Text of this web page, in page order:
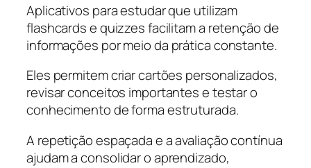
Aplicativos para estudar que utilizam
flashcards e quizzes facilitam a retenção de
informações por meio da prática constante.
Eles permitem criar cartões personalizados,
revisar conceitos importantes e testar o
conhecimento de forma estruturada.
A repetição espaçada e a avaliação contínua
ajudam a consolidar o aprendizado,